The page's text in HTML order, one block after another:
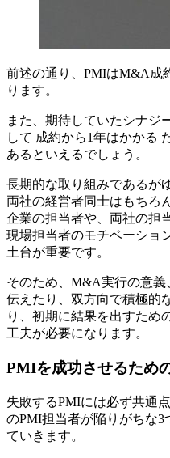
前述の通り、PMIはM&A成
ります。
また、期待していたシナジ
して 成約から1年はかかる
あるといえるでしょう。
長期的な取り組みであるが
両社の経営者同士はもち
企業の担当者や、両社の担
現場担当者のモチベーショ
土台が重要です。
そのため、M&A実行の意
伝えたり、双方向で積極的
り、初期に結果を出すため
工夫が必要になります。
PMIを成功させるため
失敗するPMIには必ず共通
のPMI担当者が陥りがちな
ていきます。